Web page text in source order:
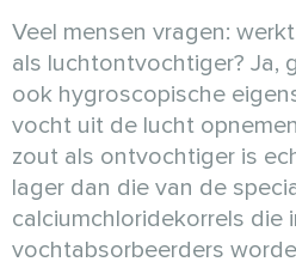
Veel mensen vragen:
als luchtontvochtiger? Ja,
ook hygroscopische
vocht uit de lucht
zout als ontvochtiger is
lager dan die van de
calciumchloridekorrels die
vochtabsorbeerders